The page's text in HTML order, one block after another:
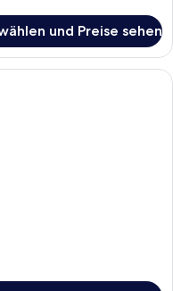
und Preise sehen
mit Bett,